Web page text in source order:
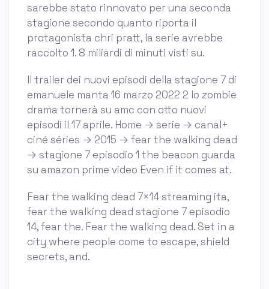
sarebbe stato rinnovato per una seconda
stagione secondo quanto riporta il
protagonista chri pratt, la serie avrebbe
raccolto 1. 8 miliardi di minuti visti su.
Il trailer dei nuovi episodi della stagione 7 di
emanuele manta 16 marzo 2022 2 lo zombie
drama tornerà su amc con otto nuovi
episodi il 17 aprile. Home → serie → canal+
ciné séries → 2015 → fear the walking dead
→ stagione 7 episodio 1 the beacon guarda
su amazon prime video Even if it comes at.
Fear the walking dead 7×14 streaming ita,
fear the walking dead stagione 7 episodio
14, fear the. Fear the walking dead. Set in a
city where people come to escape, shield
secrets, and.